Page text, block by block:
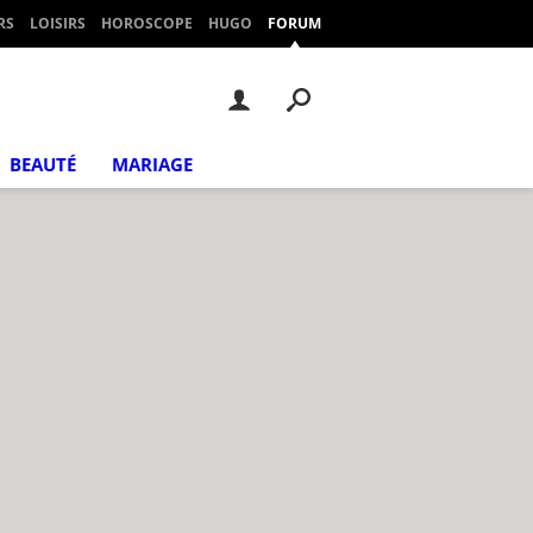
LOISIRS HOROSCOPE HUGO FORUM
BEAUTÉ MARIAGE